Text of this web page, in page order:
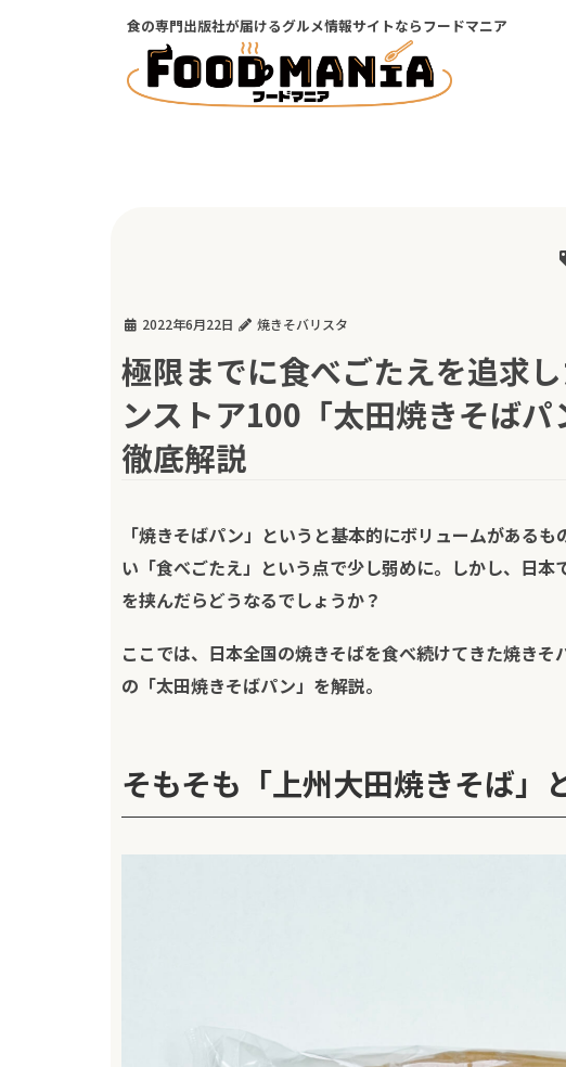
食の専門出版社が届けるグルメ情報サイトならフードマニア
2022年6月22日 焼きそバリスタ
極限までに食べごたえを追求
ンストア100「太田焼きそば
徹底解説
「焼きそばパン」というと基本的にボリュームがある
い「食べごたえ」という点で少し弱めに。しかし、日本
を挟んだらどうなるでしょうか？
ここでは、日本全国の焼きそばを食べ続けてきた焼きそ
の「太田焼きそばパン」を解説。
そもそも「上州大田焼きそば」